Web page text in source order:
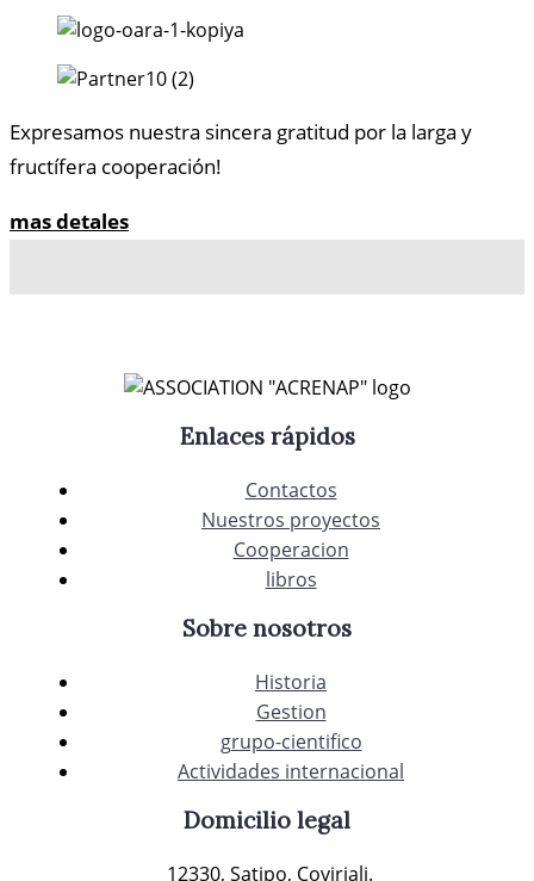
Expresamos nuestra sincera gratitud por la larga y
fructífera cooperación!
mas detales
Enlaces rápidos
Contactos
Nuestros proyectos
Cooperacion
libros
Sobre nosotros
Historia
Gestion
grupo-cientifico
Actividades internacional
Domicilio legal
12330, Satipo, Coviriali.